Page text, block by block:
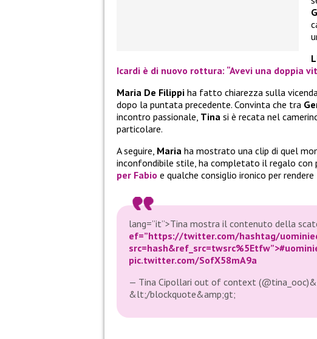
Icardi è di nuovo rottura: “Avevi una doppia
Maria De Filippi ha fatto chiarezza sulla
dopo la puntata precedente. Convinta che tra
incontro passionale, Tina si è recata nel
particolare.
A seguire, Maria ha mostrato una clip di quel
inconfondibile stile, ha completato il regalo con
per Fabio e qualche consiglio ironico per rendere
lang=”it”>Tina mostra il contenuto della
ef=”https://twitter.com/hashtag/
pic.twitter.com/SofX58mA9a
— Tina Cipollari out of context
&lt;/blockquote&amp;gt;